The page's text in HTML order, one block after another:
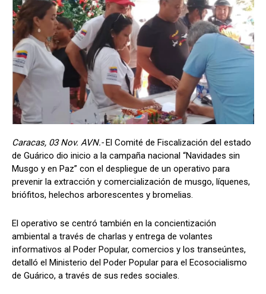
Caracas, 03 Nov. AVN.-El Comité de Fiscalización del estado
de Guárico dio inicio a la campaña nacional “Navidades sin
Musgo y en Paz” con el despliegue de un operativo para
prevenir la extracción y comercialización de musgo, líquenes,
briófitos, helechos arborescentes y bromelias.
El operativo se centró también en la concientización
ambiental a través de charlas y entrega de volantes
informativos al Poder Popular, comercios y los transeúntes,
detalló el Ministerio del Poder Popular para el Ecosocialismo
de Guárico, a través de sus redes sociales.